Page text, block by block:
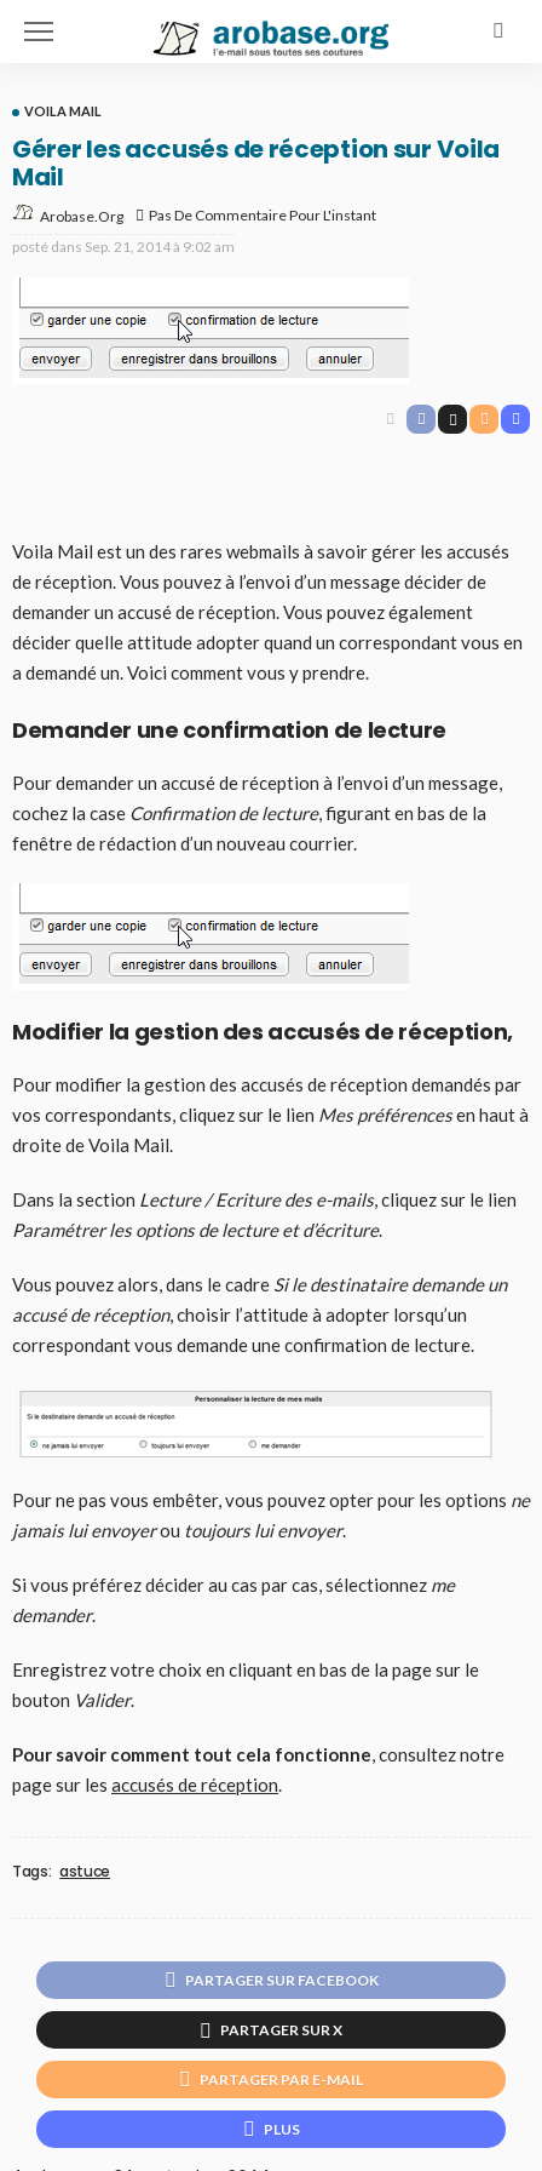
VOILA MAIL
Gérer les accusés de réception sur Voila
Mail
Arobase.org
Pas De Commentaire Pour L'instant
posté dans Sep. 21, 2014 à 9:02 am
Voila Mail est un des rares webmails à savoir gérer les accusés
de réception. Vous pouvez à l’envoi d’un message décider de
demander un accusé de réception. Vous pouvez également
décider quelle attitude adopter quand un correspondant vous en
a demandé un. Voici comment vous y prendre.
Demander une confirmation de lecture
Pour demander un accusé de réception à l’envoi d’un message,
cochez la case Confirmation de lecture, figurant en bas de la
fenêtre de rédaction d’un nouveau courrier.
Modifier la gestion des accusés de réception,
Pour modifier la gestion des accusés de réception demandés par
vos correspondants, cliquez sur le lien Mes préférencesen haut à
droite de Voila Mail.
Dans la section Lecture / Ecriture des e-mails, cliquez sur le lien
Paramétrer les options de lecture et d’écriture.
Vous pouvez alors, dans le cadre Si le destinataire demande un
accusé de réception, choisir l’attitude à adopter lorsqu’un
correspondant vous demande une confirmation de lecture.
Pour ne pas vous embêter, vous pouvez opter pour les options ne
jamais lui envoyerou toujours lui envoyer.
Si vous préférez décider au cas par cas, sélectionnez me
demander.
Enregistrez votre choix en cliquant en bas de la page sur le
bouton Valider.
Pour savoir comment tout cela fonctionne, consultez notre
page sur les accusés de réception.
Tags: astuce
PARTAGER SUR FACEBOOK
PARTAGER SUR X
PARTAGER PAR E-MAIL
PLUS